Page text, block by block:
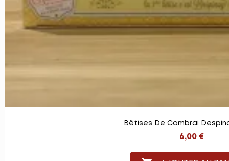
Bêtises De Cambrai
6,00 €